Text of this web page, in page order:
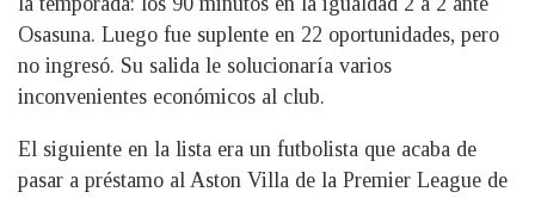
Osasuna. Luego fue suplente en 22 oportunidades, pero
no ingresó. Su salida le solucionaría varios
inconvenientes económicos al club.
El siguiente en la lista era un futbolista que acaba de
pasar a préstamo al Aston Villa de la Premier League de